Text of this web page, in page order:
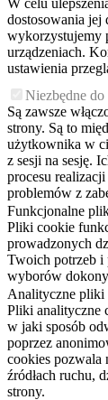
dostosowania jej
wykorzystujemy
urządzeniach.
ustawienia
Niezbędne
Są zawsze
strony. Są to
użytkownika w
z sesji na sesję.
procesu
problemów z
Funkcjonalne
Pliki cookie
prowadzonych
Twoich potrzeb i
wyborów
Analityczne pliki
Pliki analityczne
w jaki sposób
poprzez
cookies pozwala
źródłach ruchu,
strony.